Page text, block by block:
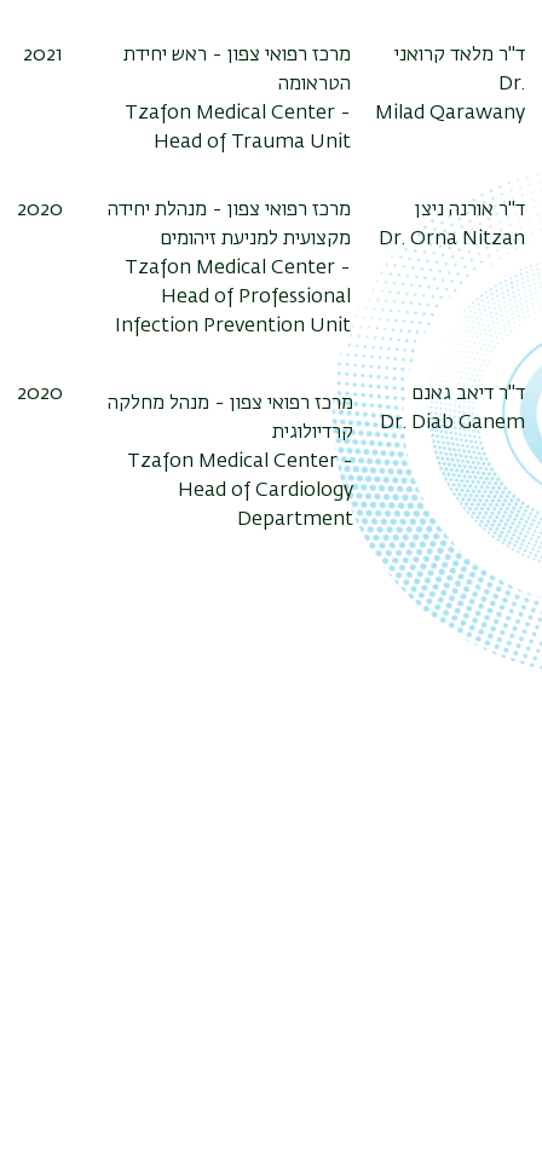
ד"ר מלאד קרואני
Dr.
Milad Qarawany
מרכז רפואי צפון - ראש יחידת
הטראומה
Tzafon Medical Center -
Head of Trauma Unit
2021
ד"ר אורנה ניצן
Dr. Orna Nitzan
מרכז רפואי צפון - מנהלת יחידה
מקצועית למניעת זיהומים
Tzafon Medical Center -
Head of Professional
Infection Prevention Unit
2020
ד"ר דיאב גאנם
Dr. Diab Ganem
מרכז רפואי צפון - מנהל מחלקה
קרדיולוגית
Tzafon Medical Center -
Head of Cardiology
Department
2020